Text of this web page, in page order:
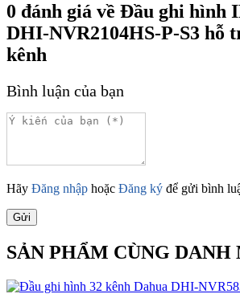
0 đánh giá về Đầu ghi hình
DHI-NVR2104HS-P-S3 hỗ
kênh
Bình luận của bạn
Hãy Đăng nhập hoặc Đăng ký để gửi bình
Gửi
SẢN PHẨM CÙNG DANH